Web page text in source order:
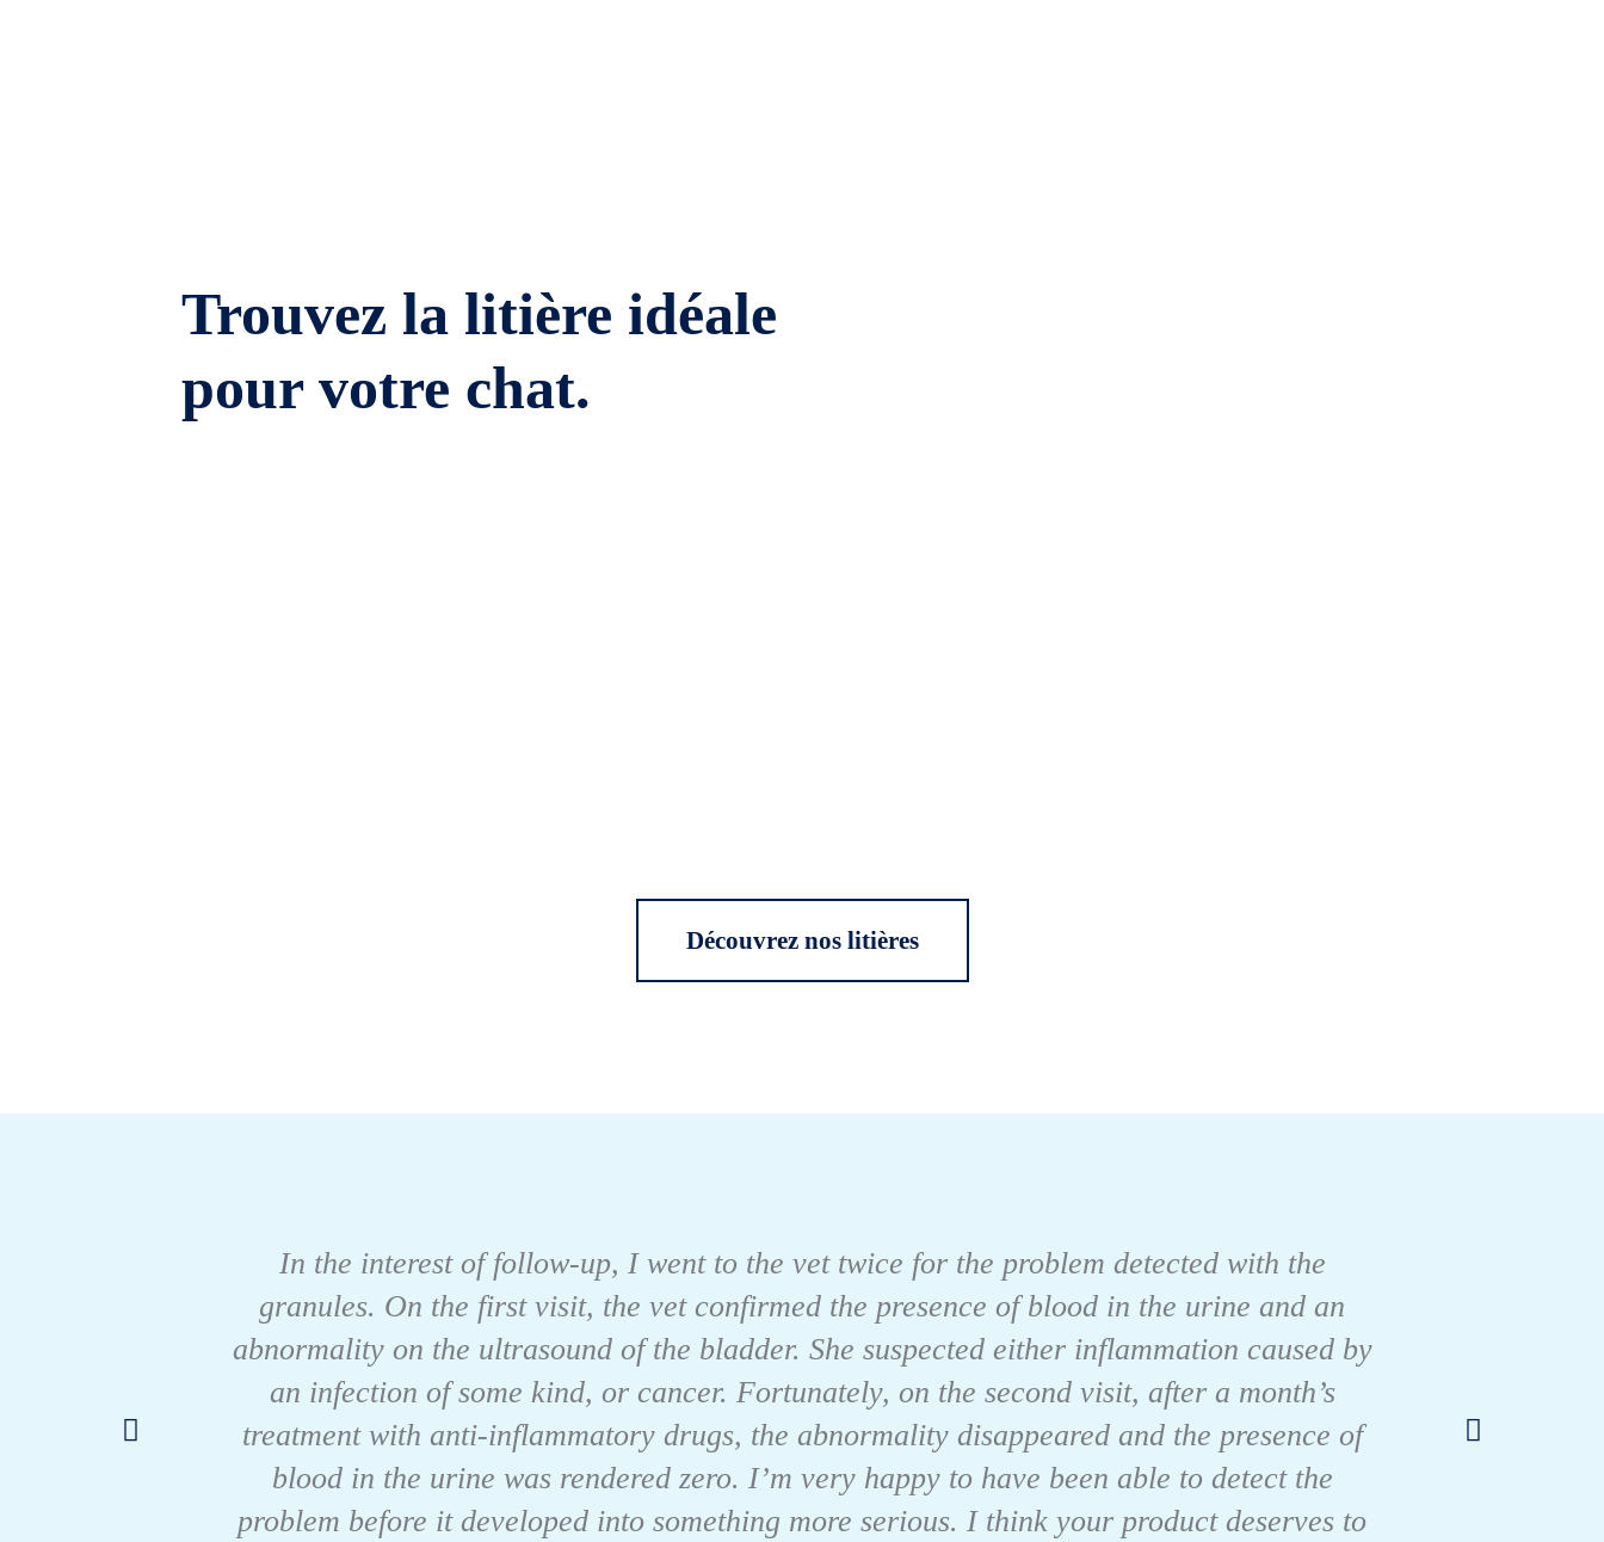
Trouvez la litière idéale
pour votre chat.
Découvrez nos litières
In the interest of follow-up, I went to the vet twice for the problem detected with the
granules. On the first visit, the vet confirmed the presence of blood in the urine and an
abnormality on the ultrasound of the bladder. She suspected either inflammation caused by
an infection of some kind, or cancer. Fortunately, on the second visit, after a month’s
treatment with anti-inflammatory drugs, the abnormality disappeared and the presence of
blood in the urine was rendered zero. I’m very happy to have been able to detect the
problem before it developed into something more serious. I think your product deserves to